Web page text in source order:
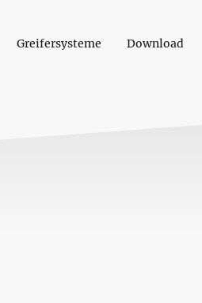
Greifersysteme Download